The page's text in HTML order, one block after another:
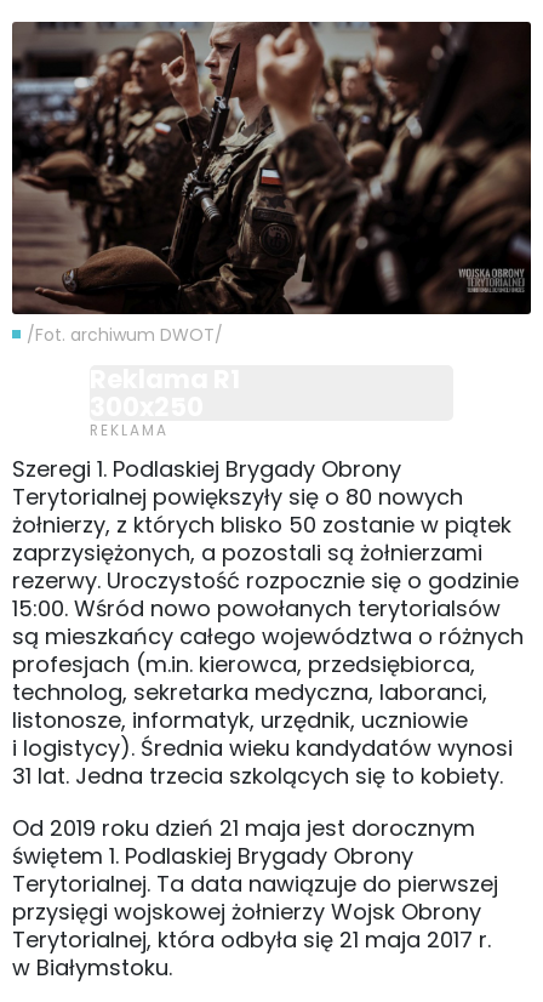
/Fot. archiwum DWOT/
Szeregi 1. Podlaskiej Brygady Obrony
Terytorialnej powiększyły się o 80 nowych
żołnierzy, z których blisko 50 zostanie w piątek
zaprzysiężonych, a pozostali są żołnierzami
rezerwy. Uroczystość rozpocznie się o godzinie
15:00. Wśród nowo powołanych terytorialsów
są mieszkańcy całego województwa o różnych
profesjach (m.in. kierowca, przedsiębiorca,
technolog, sekretarka medyczna, laboranci,
listonosze, informatyk, urzędnik, uczniowie
i logistycy). Średnia wieku kandydatów wynosi
31 lat. Jedna trzecia szkolących się to kobiety.
Od 2019 roku dzień 21 maja jest dorocznym
świętem 1. Podlaskiej Brygady Obrony
Terytorialnej. Ta data nawiązuje do pierwszej
przysięgi wojskowej żołnierzy Wojsk Obrony
Terytorialnej, która odbyła się 21 maja 2017 r.
w Białymstoku.